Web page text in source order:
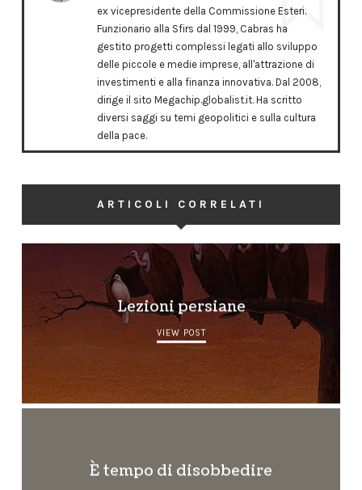
ex vicepresidente della Commissione Esteri.
Funzionario alla Sfirs dal 1999, Cabras ha
gestito progetti complessi legati allo sviluppo
delle piccole e medie imprese, all'attrazione di
investimenti e alla finanza innovativa. Dal 2008,
dirige il sito Megachip.globalist.it. Ha scritto
diversi saggi su temi geopolitici e sulla cultura
della pace.
ARTICOLI CORRELATI
Lezioni persiane
VIEW POST
È tempo di disobbedire